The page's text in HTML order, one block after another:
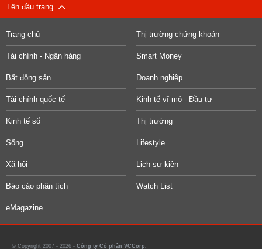
Lên đầu trang
Trang chủ Thị trường chứng khoán
Tài chính - Ngân hàng Smart Money
Bất động sản Doanh nghiệp
Tài chính quốc tế Kinh tế vĩ mô - Đầu tư
Kinh tế số Thị trường
Sống Lifestyle
Xã hội Lịch sự kiện
Báo cáo phân tích Watch List
eMagazine
© Copyright 2007 - 2026 - Công ty Cổ phần VCCorp.